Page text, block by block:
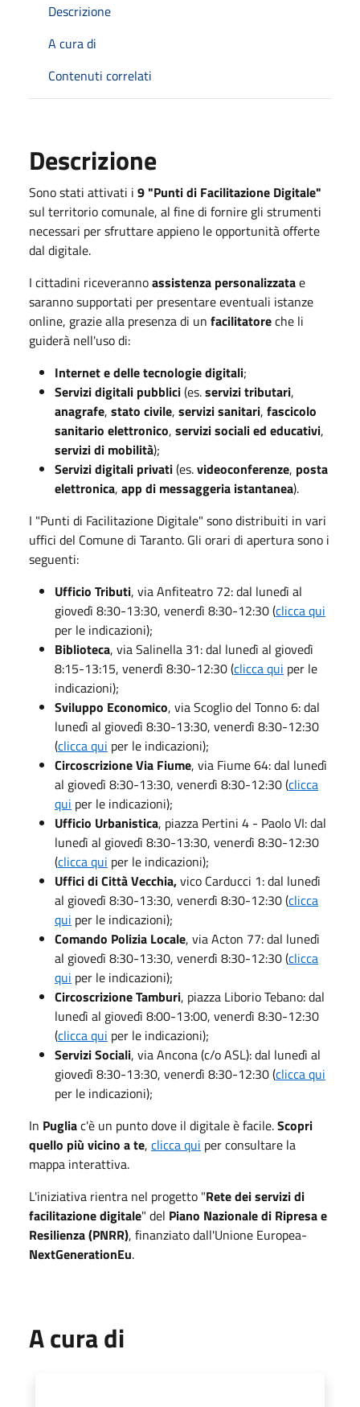
Descrizione
A cura di
Contenuti correlati
Descrizione
Sono stati attivati i 9 "Punti di Facilitazione Digitale"
sul territorio comunale, al fine di fornire gli strumenti
necessari per sfruttare appieno le opportunità offerte
dal digitale.
I cittadini riceverannoassistenza personalizzatae
saranno supportati per presentare eventuali istanze
online, grazie alla presenza di un facilitatoreche li
guiderà nell'uso di:
Internet e delle tecnologie digitali;
Servizi digitali pubblici(es.servizi tributari,
anagrafe, stato civile, servizi sanitari, fascicolo
sanitario elettronico, servizi sociali ed educativi,
servizi di mobilità);
Servizi digitali privati(es.videoconferenze, posta
elettronica, app di messaggeria istantanea).
I "Punti di Facilitazione Digitale" sono distribuiti in vari
uffici del Comune di Taranto. Gli orari di apertura sono i
seguenti:
Ufficio Tributi, via Anfiteatro 72: dal lunedì al
giovedì 8:30-13:30, venerdì 8:30-12:30 (clicca qui
per le indicazioni);
Biblioteca, via Salinella 31: dal lunedì al giovedì
8:15-13:15, venerdì 8:30-12:30 (clicca qui per le
indicazioni);
Sviluppo Economico, via Scoglio del Tonno 6: dal
lunedì al giovedì 8:30-13:30, venerdì 8:30-12:30
(clicca qui per le indicazioni);
Circoscrizione Via Fiume, via Fiume 64: dal lunedì
al giovedì 8:30-13:30, venerdì 8:30-12:30 (clicca
qui per le indicazioni);
Ufficio Urbanistica, piazza Pertini 4 - Paolo VI: dal
lunedì al giovedì 8:30-13:30, venerdì 8:30-12:30
(clicca qui per le indicazioni);
Uffici di Città Vecchia,vico Carducci 1: dal lunedì
al giovedì 8:30-13:30, venerdì 8:30-12:30 (clicca
qui per le indicazioni);
Comando Polizia Locale, via Acton 77: dal lunedì
al giovedì 8:30-13:30, venerdì 8:30-12:30 (clicca
qui per le indicazioni);
Circoscrizione Tamburi, piazza Liborio Tebano: dal
lunedì al giovedì 8:00-13:00, venerdì 8:30-12:30
(clicca qui per le indicazioni);
Servizi Sociali, via Ancona (c/o ASL): dal lunedì al
giovedì 8:30-13:30, venerdì 8:30-12:30 (clicca qui
per le indicazioni);
In Pugliac'è un punto dove il digitale è facile.Scopri
quello più vicino a te, clicca qui per consultare la
mappa interattiva.
L'iniziativa rientra nel progetto "Rete dei servizi di
facilitazione digitale" del Piano Nazionale di Ripresa e
Resilienza (PNRR), finanziato dall'Unione Europea-
NextGenerationEu.
A cura di